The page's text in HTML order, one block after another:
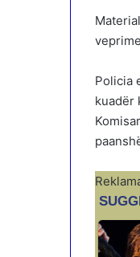
Policia
kuadër